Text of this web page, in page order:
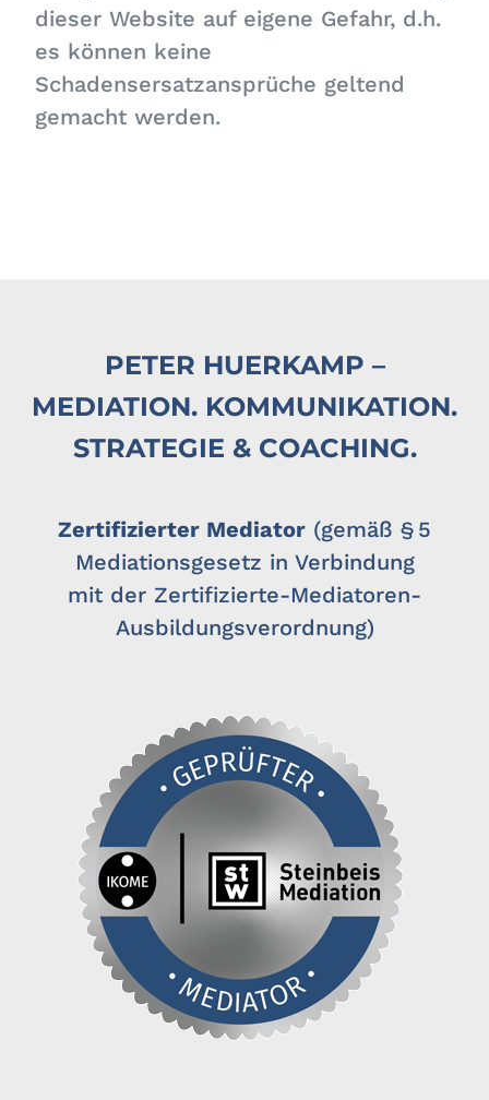
dieser Website auf eigene Gefahr, d.h.
es können keine
Schadensersatzansprüche geltend
gemacht werden.
PETER HUERKAMP –
MEDIATION. KOMMUNIKATION.
STRATEGIE & COACHING.
Zertifizierter Mediator (gemäß § 5
Mediationsgesetz in Verbindung
mit der Zertifizierte-Mediatoren-
Ausbildungsverordnung)